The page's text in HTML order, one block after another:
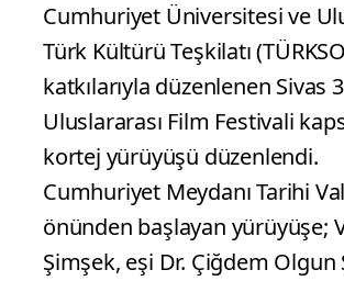
Cumhuriyet Üniversitesi ve
Türk Kültürü Teşkilatı
katkılarıyla düzenlenen Sivas
Uluslararası Film Festivali
kortej yürüyüşü düzenlendi.
Cumhuriyet Meydanı Tarihi
önünden başlayan yürüyüşe;
Şimşek, eşi Dr. Çiğdem Olgun